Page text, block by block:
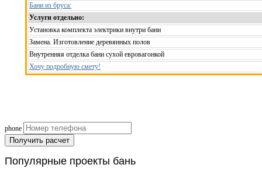
Бани из бруса:
Услуги отдельно:
Установка комплекта электрики внутри бани
Замена. Изготовление деревянных полов
Внутренняя отделка бани сухой евровагонкой
Хочу подробную смету!
phone
Получить расчет
Популярные проекты бань